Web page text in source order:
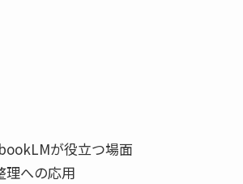
が役立つ場面
理への応用